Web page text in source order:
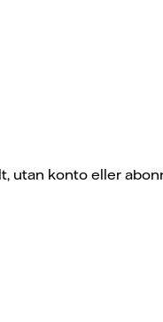
utan konto eller